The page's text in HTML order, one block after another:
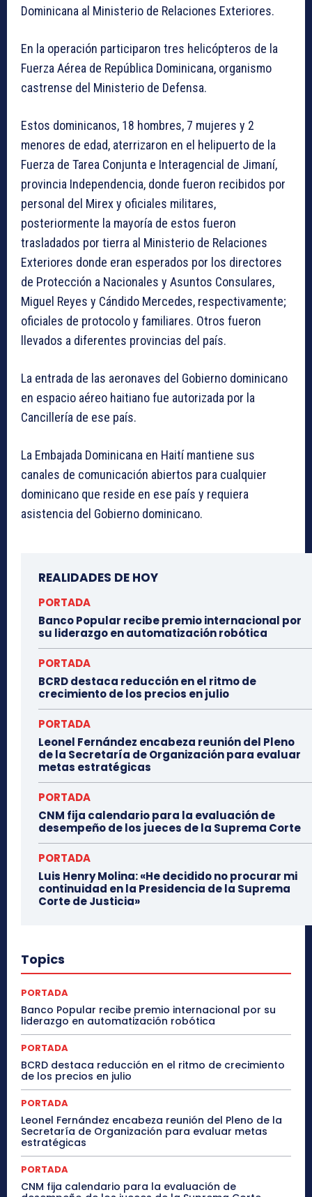
Dominicana al Ministerio de Relaciones Exteriores.
En la operación participaron tres helicópteros de la
Fuerza Aérea de República Dominicana, organismo
castrense del Ministerio de Defensa.
Estos dominicanos, 18 hombres, 7 mujeres y 2
menores de edad, aterrizaron en el helipuerto de la
Fuerza de Tarea Conjunta e Interagencial de Jimaní,
provincia Independencia, donde fueron recibidos por
personal del Mirex y oficiales militares,
posteriormente la mayoría de estos fueron
trasladados por tierra al Ministerio de Relaciones
Exteriores donde eran esperados por los directores
de Protección a Nacionales y Asuntos Consulares,
Miguel Reyes y Cándido Mercedes, respectivamente;
oficiales de protocolo y familiares. Otros fueron
llevados a diferentes provincias del país.
La entrada de las aeronaves del Gobierno dominicano
en espacio aéreo haitiano fue autorizada por la
Cancillería de ese país.
La Embajada Dominicana en Haití mantiene sus
canales de comunicación abiertos para cualquier
dominicano que reside en ese país y requiera
asistencia del Gobierno dominicano.
REALIDADES DE HOY
PORTADA
Banco Popular recibe premio internacional por
su liderazgo en automatización robótica
PORTADA
BCRD destaca reducción en el ritmo de
crecimiento de los precios en julio
PORTADA
Leonel Fernández encabeza reunión del Pleno
de la Secretaría de Organización para evaluar
metas estratégicas
PORTADA
CNM fija calendario para la evaluación de
desempeño de los jueces de la Suprema Corte
PORTADA
Luis Henry Molina: «He decidido no procurar mi
continuidad en la Presidencia de la Suprema
Corte de Justicia»
Topics
PORTADA
Banco Popular recibe premio internacional por su
liderazgo en automatización robótica
PORTADA
BCRD destaca reducción en el ritmo de crecimiento
de los precios en julio
PORTADA
Leonel Fernández encabeza reunión del Pleno de la
Secretaría de Organización para evaluar metas
estratégicas
PORTADA
CNM fija calendario para la evaluación de